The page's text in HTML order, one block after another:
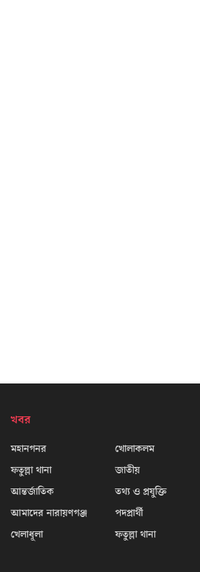
খবর
মহানগনর
ফতুল্লা থানা
আন্তর্জাতিক
আমাদের নারায়ণগঞ্জ
খেলাধূলা
খোলাকলম
জাতীয়
তথ্য ও প্রযুক্তি
পদপ্রার্থী
ফতুল্লা থানা